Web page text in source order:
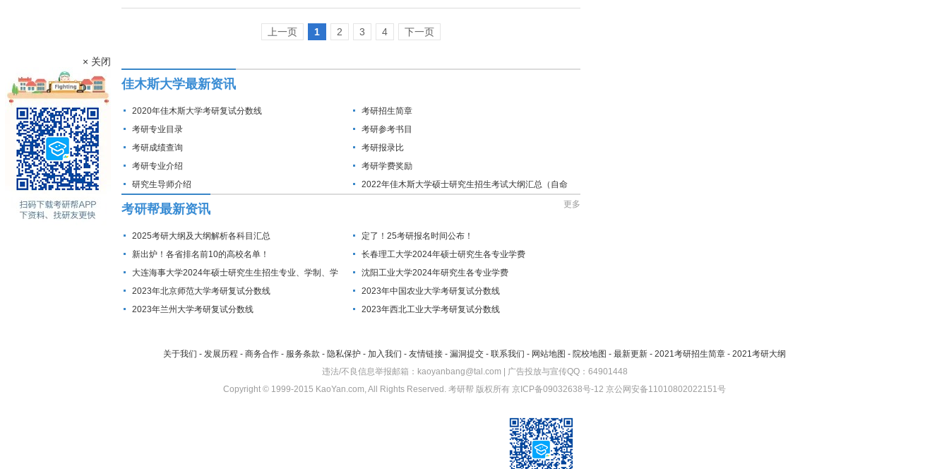
上一页 1 2 3 4 下一页
佳木斯大学最新资讯
2020年佳木斯大学考研复试分数线
考研招生简章
考研专业目录
考研参考书目
考研成绩查询
考研报录比
考研专业介绍
考研学费奖励
研究生导师介绍
2022年佳木斯大学硕士研究生招生考试大纲汇总（自命
考研帮最新资讯 更多
2025考研大纲及大纲解析各科目汇总
定了！25考研报名时间公布！
新出炉！各省排名前10的高校名单！
长春理工大学2024年硕士研究生各专业学费
大连海事大学2024年硕士研究生生招生专业、学制、学
费标准及拟招生人数
沈阳工业大学2024年研究生各专业学费
2023年北京师范大学考研复试分数线
2023年中国农业大学考研复试分数线
2023年兰州大学考研复试分数线
2023年西北工业大学考研复试分数线
关于我们 - 发展历程 - 商务合作 - 服务条款 - 隐私保护 - 加入我们 - 友情链接 - 漏洞提交 - 联系我们 - 网站地图 - 院校地图 - 最新更新 - 2021考研招生简章 - 2021考研大纲
违法/不良信息举报邮箱：kaoyanbang@tal.com | 广告投放与宣传QQ：64901448
Copyright © 1999-2015 KaoYan.com, All Rights Reserved. 考研帮 版权所有 京ICP备09032638号-12 京公网安备11010802022151号
× 关闭